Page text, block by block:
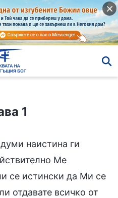
1
наистина ги
Ме
се истински да Ми се
отдавате всичко от